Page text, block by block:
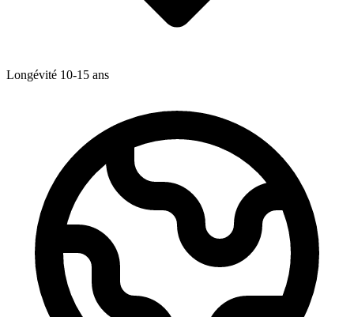
Longévité 10-15 ans